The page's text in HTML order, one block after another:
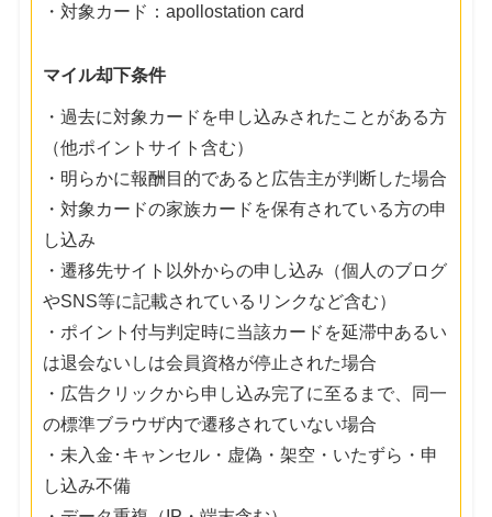
・対象カード：apollostation card
マイル却下条件
・過去に対象カードを申し込みされたことがある方
（他ポイントサイト含む）
・明らかに報酬目的であると広告主が判断した場合
・対象カードの家族カードを保有されている方の申
し込み
・遷移先サイト以外からの申し込み（個人のブログ
やSNS等に記載されているリンクなど含む）
・ポイント付与判定時に当該カードを延滞中あるい
は退会ないしは会員資格が停止された場合
・広告クリックから申し込み完了に至るまで、同一
の標準ブラウザ内で遷移されていない場合
・未入金･キャンセル・虚偽・架空・いたずら・申
し込み不備